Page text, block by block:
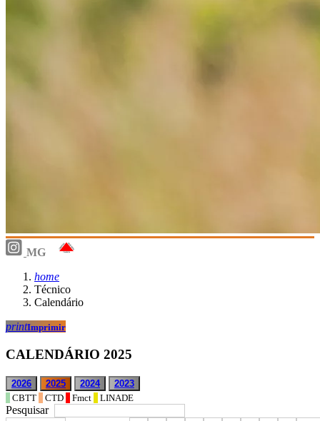
MG
home
Técnico
Calendário
printImprimir
CALENDÁRIO 2025
2026 2025 2024
2023
CBTT
CTD Fmct LINADE
Pesquisar